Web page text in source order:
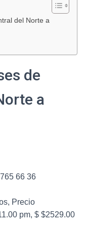
del Norte a
de
a
66 36
Precio
pm, $ $2529.00